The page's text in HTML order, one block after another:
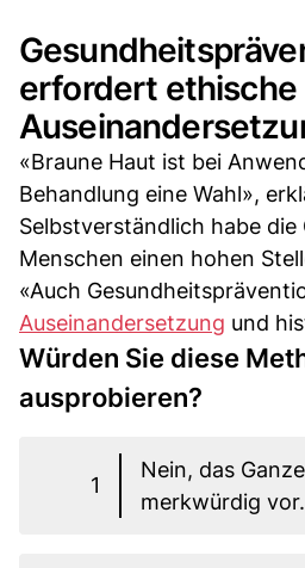
erfordert ethische
«Braune Haut ist bei
Behandlung eine Wahl»,
Selbstverständlich habe die
Menschen einen hohen
«Auch
Auseinandersetzung und
Würden Sie diese
ausprobieren?
1
Nein, das
merkwürdig vor.